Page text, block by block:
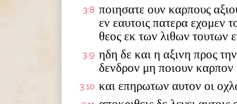
3:8 ποιησατε ουν καρπους
εν εαυτοις πατερα εχομεν
θεος εκ των λιθων τουτων
3:9 ηδη δε και η αξινη προς
δενδρον μη ποιουν καρπον
3:10 και επηρωτων αυτον οι